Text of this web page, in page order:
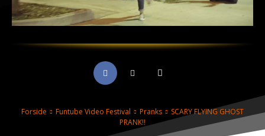
Forside Funtube Video Festival Pranks
SCARY FLYING GHOST
PRANK!!